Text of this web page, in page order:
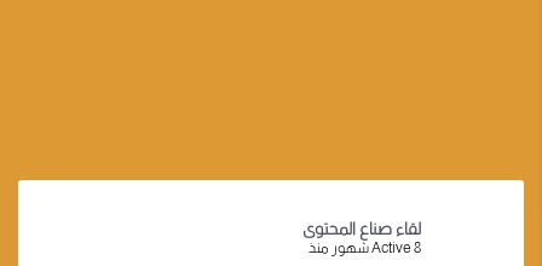
لقاء صناع المحتوى
Active 8 شهور منذ